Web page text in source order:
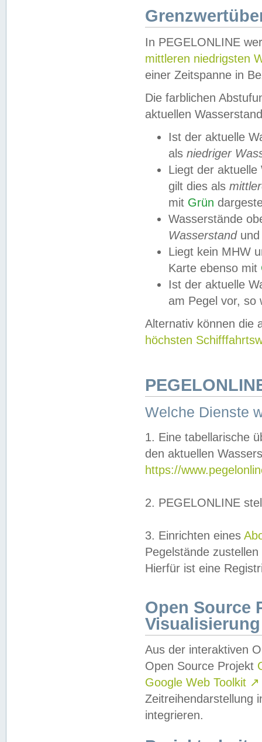
In PEGELONLINE
mittleren niedrigsten
einer Zeitspanne in
Die farblichen
aktuellen
Ist der aktuelle
als niedriger
Liegt der
gilt dies als
mit Grün
Wasserstände
Wasserstandund
Liegt kein MHW
Karte ebenso mit
Ist der aktuelle
am Pegel vor,
Alternativ können die
höchsten
Welche Dienste
1. Eine tabellarische
den aktuellen
https://
2. PEGELONLINE
3. Einrichten eines
Pegelstände
Hierfür ist eine
Open Source
Visualisierung
Aus der interaktiven
Open Source Projekt
Google Web Toolkit ↗
Zeitreihendarstellung
integrieren.